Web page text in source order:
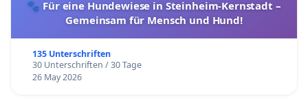
🐾 Für eine Hundewiese in Steinheim-Kernstadt –
Gemeinsam für Mensch und Hund!
135 Unterschriften
30 Unterschriften / 30 Tage
26 May 2026